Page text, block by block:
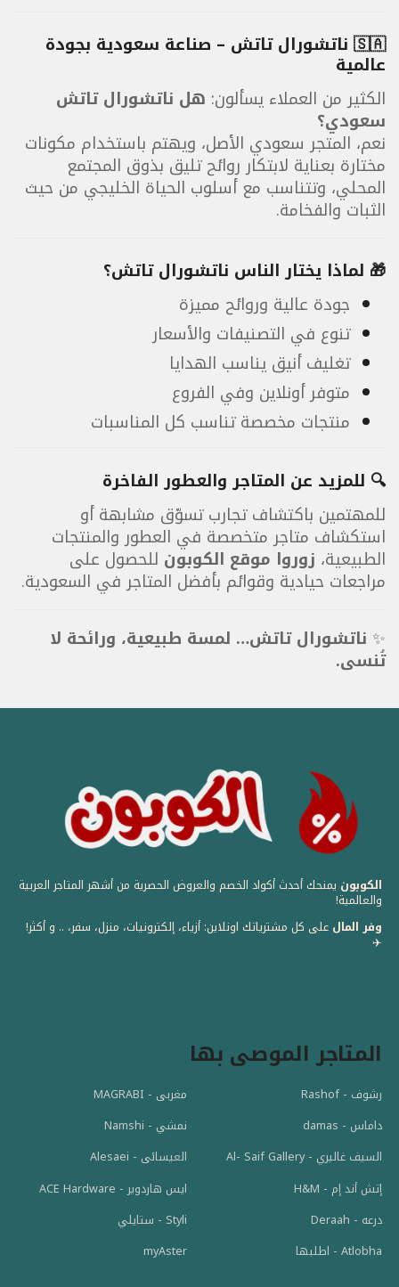
🇸🇦 ناتشورال تاتش – صناعة سعودية بجودة
عالمية
الكثير من العملاء يسألون: هل ناتشورال تاتش
سعودي؟
نعم، المتجر سعودي الأصل، ويهتم باستخدام مكونات
مختارة بعناية لابتكار روائح تليق بذوق المجتمع
المحلي، وتتناسب مع أسلوب الحياة الخليجي من حيث
الثبات والفخامة.
🎁 لماذا يختار الناس ناتشورال تاتش؟
جودة عالية وروائح مميزة
تنوع في التصنيفات والأسعار
تغليف أنيق يناسب الهدايا
متوفر أونلاين وفي الفروع
منتجات مخصصة تناسب كل المناسبات
🔍 للمزيد عن المتاجر والعطور الفاخرة
للمهتمين باكتشاف تجارب تسوّق مشابهة أو
استكشاف متاجر متخصصة في العطور والمنتجات
الطبيعية، زوروا موقع الكوبون للحصول على
مراجعات حيادية وقوائم بأفضل المتاجر في السعودية.
✨ ناتشورال تاتش… لمسة طبيعية، ورائحة لا
تُنسى.
الكوبون يمنحك أحدث أكواد الخصم والعروض الحصرية من أشهر المتاجر العربية
والعالمية! ️
وفر المال على كل مشترياتك اونلاين: أزياء، إلكترونيات، منزل، سفر، .. و أكثر!
✈️
المتاجر الموصى بها
رشوف - Rashof
مغربى - MAGRABI
داماس - damas
نمشي - Namshi
السيف غاليري - Al- Saif Gallery
العيسائى - Alesaei
إتش أند إم - H&M
ايس هاردوير - ACE Hardware
درعه - Deraah
Styli - ستايلي
Atlobha - اطلبها
myAster